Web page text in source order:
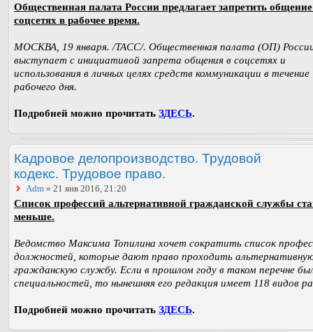
Общественная палата России предлагает запретить
соцсетях в рабочее время.
МОСКВА, 19 января. /ТАСС/. Общественная палата (ОП)
выступает с инициативой запрета общения в соцсетях и
использования в личных целях средств коммуникации в течение
рабочего дня.
Подробней можно прочитать ЗДЕСЬ.
Кадровое делопроизводство. Трудовой
кодекс. Трудовое право.
Adm » 21 янв 2016, 21:20
Список профессий альтернативной гражданской службы
меньше.
Ведомство Максима Топилина хочет сократить список
должностей, которые дают право проходить
гражданскую службу. Если в прошлом году в таком перечне
специальностей, то нынешняя его редакция имеет 118 видов
Подробней можно прочитать ЗДЕСЬ.